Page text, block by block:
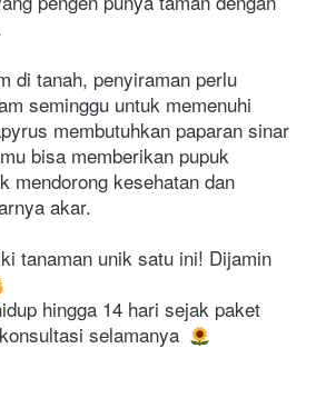
di tanah, penyiraman perlu
seminggu untuk memenuhi
membutuhkan paparan sinar
bisa memberikan pupuk
mendorong kesehatan dan
akar.
tanaman unik satu ini! Dijamin
hingga 14 hari sejak paket
selamanya